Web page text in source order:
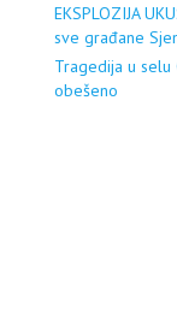
EKSPLOZIJA
sve građane
Tragedija u selu
obešeno